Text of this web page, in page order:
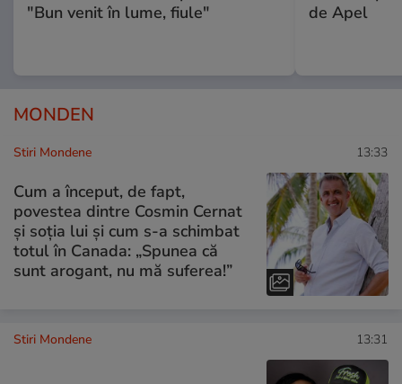
"Bun venit în lume, fiule"
de Apel
MONDEN
Stiri Mondene 13:33
Cum a început, de fapt,
povestea dintre Cosmin Cernat
și soția lui și cum s-a schimbat
totul în Canada: „Spunea că
sunt arogant, nu mă suferea!”
Stiri Mondene 13:31